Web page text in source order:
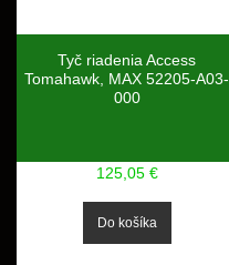
Tyč riadenia Access
Tomahawk, MAX 52205-A03-
000
125,05 €